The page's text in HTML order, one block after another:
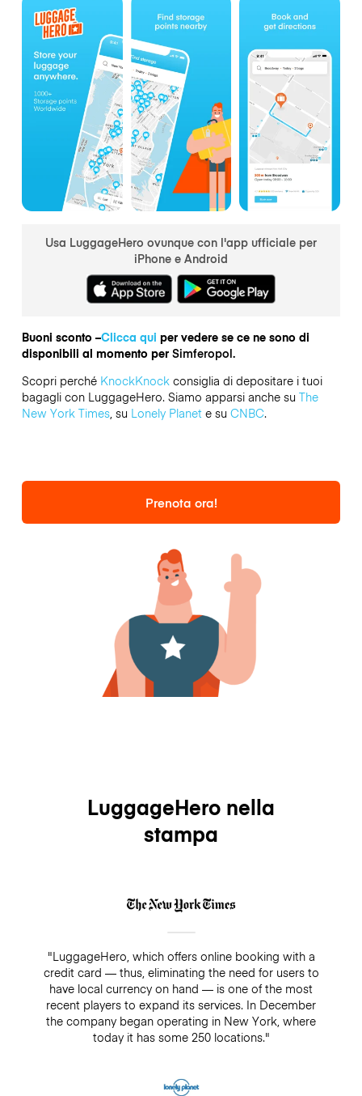
Usa LuggageHero ovunque con l'app ufficiale per
iPhone e Android
Buoni sconto –Clicca qui per vedere se ce ne sono di
disponibili al momento per Simferopol.
Scopri perché KnockKnockconsiglia di depositare i tuoi
bagagli con LuggageHero. Siamo apparsi anche su The
New York Times, su Lonely Planete su CNBC.
Prenota ora!
LuggageHero nella
stampa
"LuggageHero, which offers online booking with a
credit card — thus, eliminating the need for users to
have local currency on hand — is one of the most
recent players to expand its services. In December
the company began operating in New York, where
today it has some 250 locations."